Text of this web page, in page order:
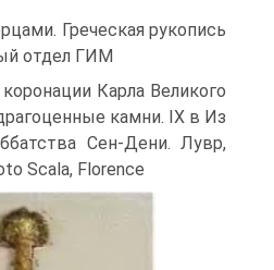
Греческая рукопись
отдел ГИМ
Карла Великого
камни. IX в Из
Сен-Дени. Лувр,
Scala, Florence